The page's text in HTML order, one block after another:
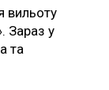
вильоту
Зараз у
та